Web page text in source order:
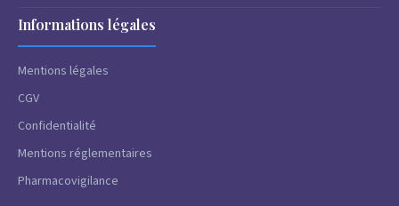
Informations légales
Mentions légales
CGV
Confidentialité
Mentions réglementaires
Pharmacovigilance